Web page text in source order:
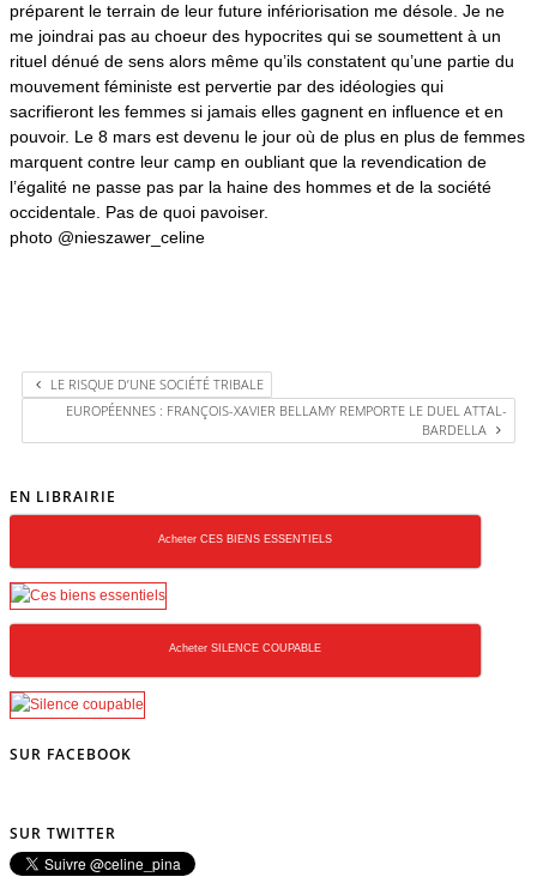
préparent le terrain de leur future infériorisation me désole. Je ne
me joindrai pas au choeur des hypocrites qui se soumettent à un
rituel dénué de sens alors même qu’ils constatent qu’une partie du
mouvement féministe est pervertie par des idéologies qui
sacrifieront les femmes si jamais elles gagnent en influence et en
pouvoir. Le 8 mars est devenu le jour où de plus en plus de femmes
marquent contre leur camp en oubliant que la revendication de
l’égalité ne passe pas par la haine des hommes et de la société
occidentale. Pas de quoi pavoiser.
photo @nieszawer_celine
LE RISQUE D’UNE SOCIÉTÉ TRIBALE
EUROPÉENNES : FRANÇOIS-XAVIER BELLAMY REMPORTE LE DUEL ATTAL-
BARDELLA
EN LIBRAIRIE
Acheter CES BIENS ESSENTIELS
Acheter SILENCE COUPABLE
SUR FACEBOOK
SUR TWITTER